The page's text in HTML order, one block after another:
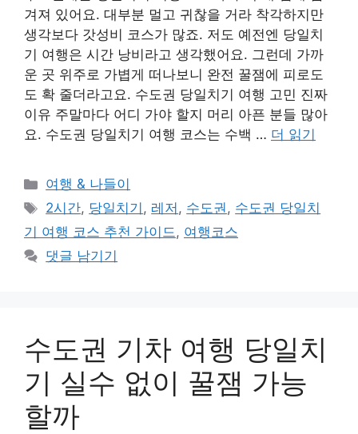
겨져 있어요. 대부분 멀고 귀찮을 거라 착각하지만
생각보다 갓성비 코스가 많죠. 저도 예전엔 당일치
기 여행은 시간 낭비라고 생각했어요. 그런데 가까
운 곳 위주로 가볍게 떠나보니 완전 꿀잼에 피로도
도 확 줄더라고요. 수도권 당일치기 여행 고민 진짜
이유 주말마다 어디 가야 할지 머리 아픈 분들 많아
요. 수도권 당일치기 여행 코스는 수백 … 더 읽기
카
테
리
여행 & 나들이
태
그
2시간, 당일치기 , 레저 , 수도권, 수도권 당일치
기 여행 코스 추천 가이드, 여행코스
댓글 남기기
수도권 기차 여행 당일치
기 실수 없이 꿀잼 가능
할까